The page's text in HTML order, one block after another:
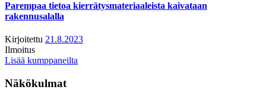
Parempaa tietoa kierrätysmateriaaleista kaivataan
rakennusalalla
Kirjoitettu 21.8.2023
Ilmoitus
Lisää kumppaneilta
Näkökulmat